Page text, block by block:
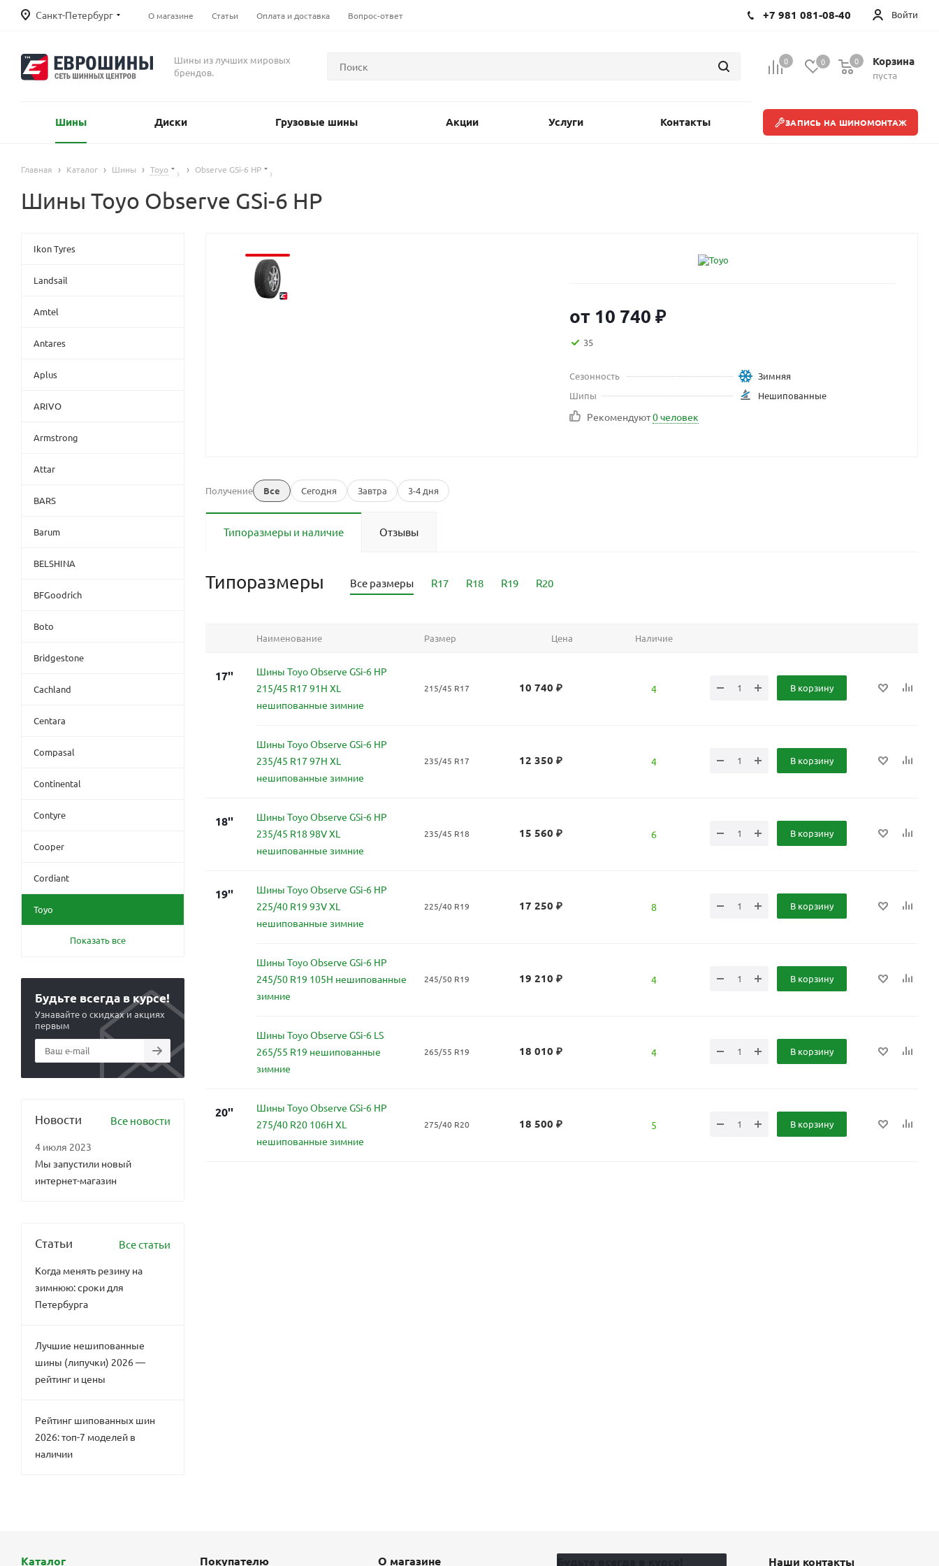
Санкт-Петербург О магазине Статьи Оплата и доставка Вопрос-ответ Войти
+7 981 081-08-40
Шины из лучших мировых
брендов.
0 0 Корзина
пуста
0
Шины Диски Грузовые шины Акции Услуги Контакты ЗАПИСЬ НА ШИНОМОНТАЖ
Главная Каталог Шины Toyo Observe GSi-6 HP
Шины Toyo Observe GSi-6 HP
от 10 740 ₽
35
Сезонность
Зимняя
Шипы
Нешипованные
Рекомендуют0 человек
Получение Все Сегодня Завтра 3-4 дня
Типоразмеры и наличие Отзывы
Типоразмеры Все размеры R17 R18 R19 R20
Наименование Размер Цена Наличие
17''
Шины Toyo Observe GSi-6 HP
215/45 R17 91H XL
нешипованные зимние
215/45 R17 10 740 ₽ 4 В корзину
Шины Toyo Observe GSi-6 HP
235/45 R17 97H XL
нешипованные зимние
235/45 R17 12 350 ₽ 4 В корзину
18''
Шины Toyo Observe GSi-6 HP
235/45 R18 98V XL
нешипованные зимние
235/45 R18 15 560 ₽ 6 В корзину
19''
Шины Toyo Observe GSi-6 HP
225/40 R19 93V XL
нешипованные зимние
225/40 R19 17 250 ₽ 8 В корзину
Шины Toyo Observe GSi-6 HP
245/50 R19 105H нешипованные
зимние
245/50 R19 19 210 ₽ 4 В корзину
Шины Toyo Observe GSi-6 LS
265/55 R19 нешипованные
зимние
265/55 R19 18 010 ₽ 4 В корзину
20''
Шины Toyo Observe GSi-6 HP
275/40 R20 106H XL
нешипованные зимние
275/40 R20 18 500 ₽ 5 В корзину
Ikon Tyres
Landsail
Amtel
Antares
Aplus
ARIVO
Armstrong
Attar
BARS
Barum
BELSHINA
BFGoodrich
Boto
Bridgestone
Cachland
Centara
Compasal
Continental
Contyre
Cooper
Cordiant
Toyo
Показать все
Будьте всегда в курсе!
Узнавайте о скидках и акциях
первым
Новости Все новости
4 июля 2023
Мы запустили новый
интернет-магазин
Статьи Все статьи
Когда менять резину на
зимнюю: сроки для
Петербурга
Лучшие нешипованные
шины (липучки) 2026 —
рейтинг и цены
Рейтинг шипованных шин
2026: топ-7 моделей в
наличии
Каталог Покупателю О магазине Наши контакты